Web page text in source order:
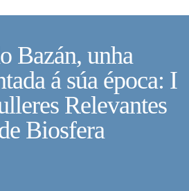
Bazán, unha
á súa época: I
Relevantes
Biosfera